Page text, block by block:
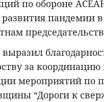
по обороне
пандемии в
за координацию
мероприятий по
“Дороги к